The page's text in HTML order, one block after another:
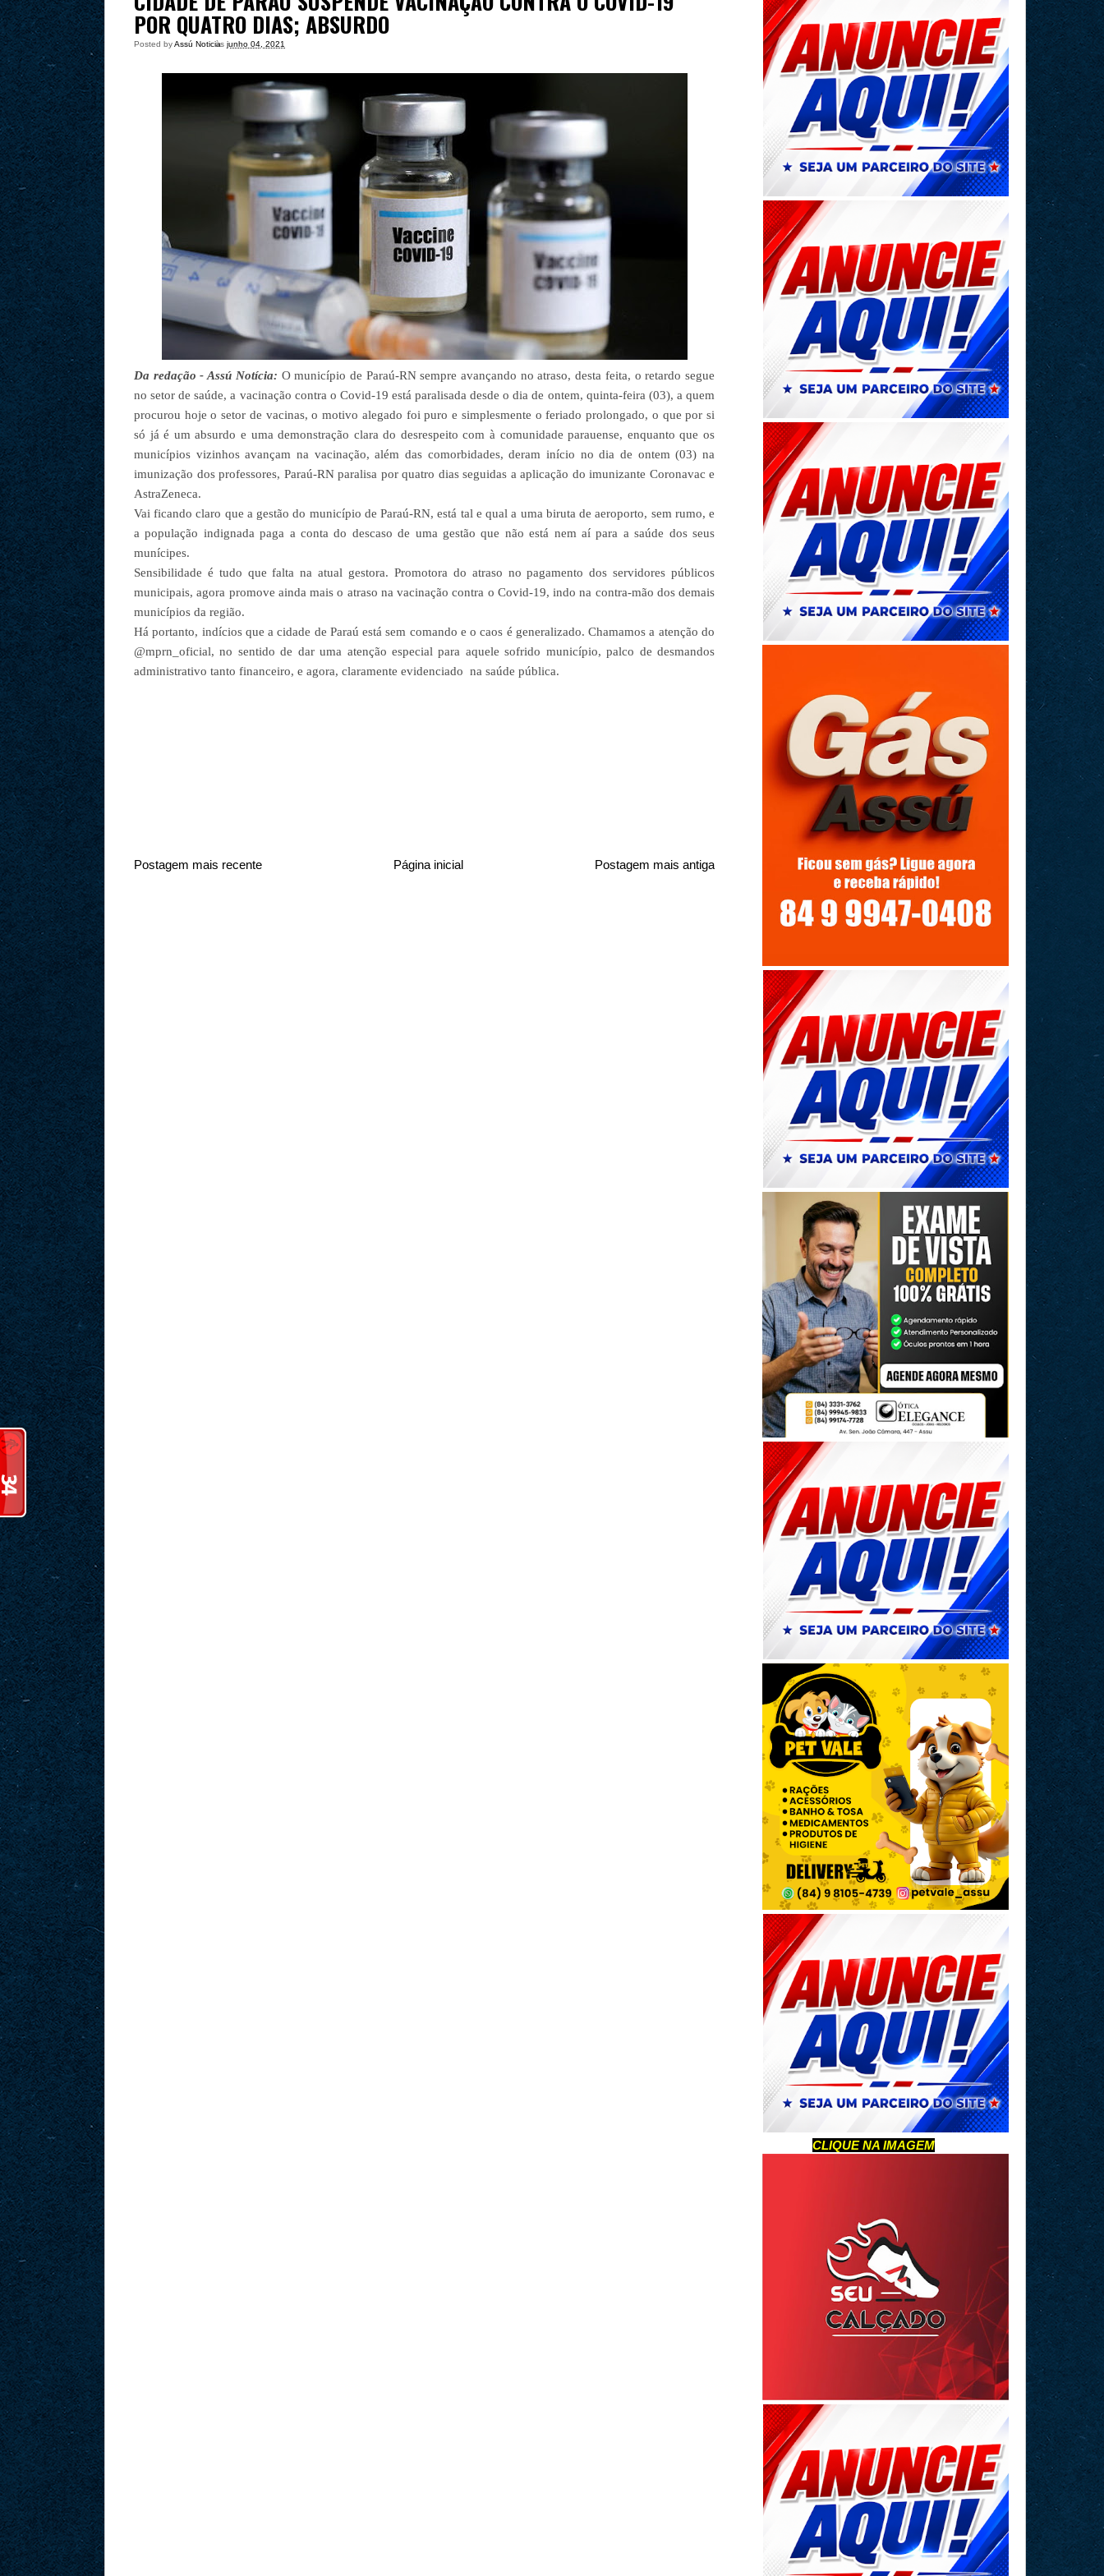
POR QUATRO DIAS; ABSURDO
Posted byAssú Noticia
às junho 04, 2021
Da redação - Assú Notícia: O município de Paraú-RN sempre avançando no atraso, desta feita, o retardo segue
no setor de saúde, a vacinação contra o Covid-19 está paralisada desde o dia de ontem, quinta-feira (03), a quem
procurou hoje o setor de vacinas, o motivo alegado foi puro e simplesmente o feriado prolongado, o que por si
só já é um absurdo e uma demonstração clara do desrespeito com à comunidade parauense, enquanto que os
municípios vizinhos avançam na vacinação, além das comorbidades, deram início no dia de ontem (03) na
imunização dos professores, Paraú-RN paralisa por quatro dias seguidas a aplicação do imunizante Coronavac e
AstraZeneca.
Vai ficando claro que a gestão do município de Paraú-RN, está tal e qual a uma biruta de aeroporto, sem rumo, e
a população indignada paga a conta do descaso de uma gestão que não está nem aí para a saúde dos seus
munícipes.
Sensibilidade é tudo que falta na atual gestora. Promotora do atraso no pagamento dos servidores públicos
municipais, agora promove ainda mais o atraso na vacinação contra o Covid-19, indo na contra-mão dos demais
municípios da região.
Há portanto, indícios que a cidade de Paraú está sem comando e o caos é generalizado. Chamamos a atenção do
@mprn_oficial, no sentido de dar uma atenção especial para aquele sofrido município, palco de desmandos
administrativo tanto financeiro, e agora, claramente evidenciado na saúde pública.
Postagem mais recente Postagem mais antiga
Página inicial
CLIQUE NA IMAGEM